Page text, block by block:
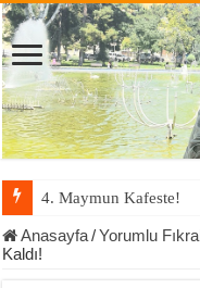
4. Maymun Kafeste!
Anasayfa/Yorumlu
Kaldı!